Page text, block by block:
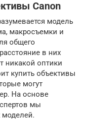
Canon
модель
макросъемки и
общего
в них
никакой оптики
купить объективы
могут
На основе
мы
моделей.